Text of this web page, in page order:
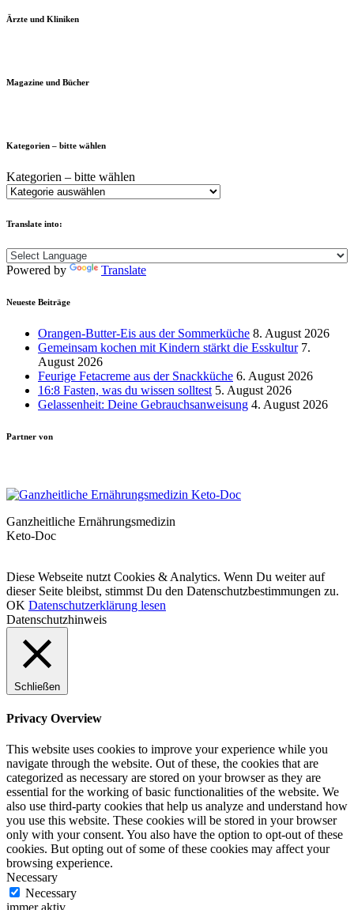
Ärzte und Kliniken
Magazine und Bücher
Kategorien – bitte wählen
Kategorien – bitte wählen
Translate into:
Powered by Translate
Neueste Beiträge
Orangen-Butter-Eis aus der Sommerküche 8. August 2026
Gemeinsam kochen mit Kindern stärkt die Esskultur 7.
August 2026
Feurige Fetacreme aus der Snackküche 6. August 2026
16:8 Fasten, was du wissen solltest 5. August 2026
Gelassenheit: Deine Gebrauchsanweisung 4. August 2026
Partner von
Ganzheitliche Ernährungsmedizin
Keto-Doc
Diese Webseite nutzt Cookies & Analytics. Wenn Du weiter auf
dieser Seite bleibst, stimmst Du den Datenschutzbestimmungen zu.
OK Datenschutzerklärung lesen
Datenschutzhinweis
Schließen
Privacy Overview
This website uses cookies to improve your experience while you
navigate through the website. Out of these, the cookies that are
categorized as necessary are stored on your browser as they are
essential for the working of basic functionalities of the website. We
also use third-party cookies that help us analyze and understand how
you use this website. These cookies will be stored in your browser
only with your consent. You also have the option to opt-out of these
cookies. But opting out of some of these cookies may affect your
browsing experience.
Necessary
Necessary